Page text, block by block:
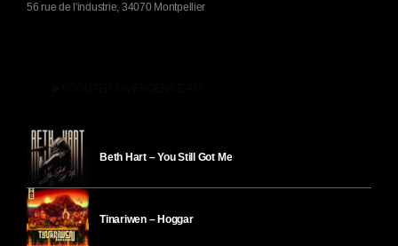
56 rue de l'industrie, 34070 Montpellier
Beth Hart – You Still Got Me
Tinariwen – Hoggar